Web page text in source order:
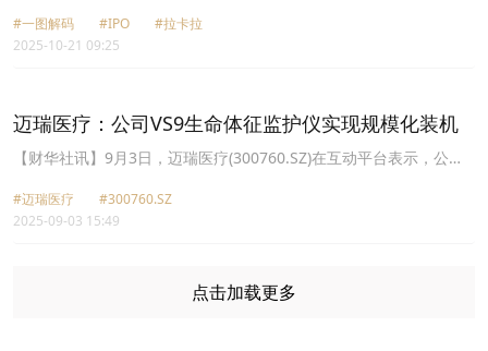
卡拉（300773.SZ）等；5家公司通过了港交所聆讯，包括赛力斯、
明略科技和均胜电子（600699.SH）等；
#一图解码 #IPO
#拉卡拉
2025-10-21 09:25
迈瑞医疗：公司VS9生命体征监护仪实现规模化装机
【财华社讯】9月3日，迈瑞医疗(300760.SZ)在互动平台表示，公司
同时，公司的VS9生命体征监护仪实现规模化装机。
#迈瑞医疗
#300760.SZ
2025-09-03 15:49
点击加载更多